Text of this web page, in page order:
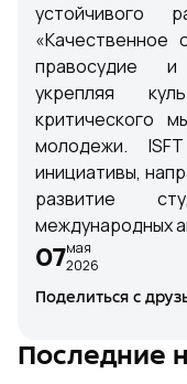
«Качественное
правосудие и
укрепляя
критического
молодежи.
инициативы,
развитие
международных
07мая
2026
Поделиться с
Последние